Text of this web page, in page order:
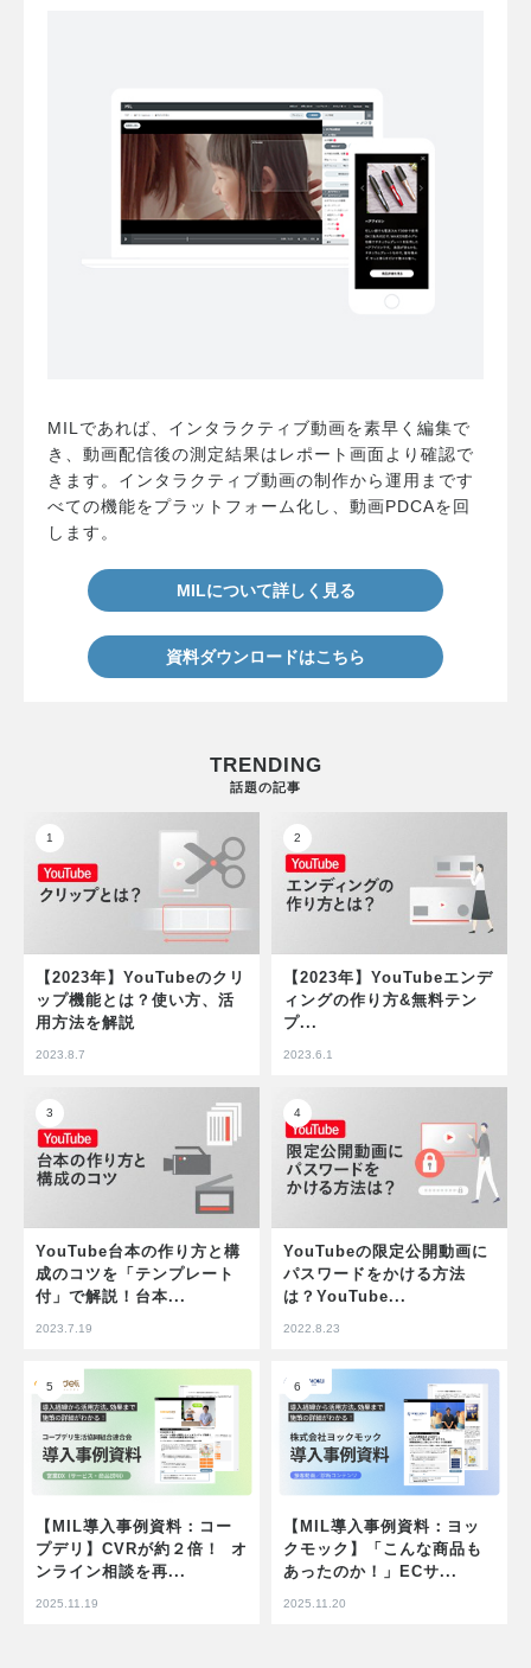
MILであれば、インタラクティブ動画を素早く編集で
き、動画配信後の測定結果はレポート画面より確認で
きます。インタラクティブ動画の制作から運用まです
べての機能をプラットフォーム化し、動画PDCAを回
します。
MILについて詳しく見る
資料ダウンロードはこちら
TRENDING
話題の記事
【2023年】YouTubeのクリ
ップ機能とは？使い方、活
用方法を解説
2023.8.7
【2023年】YouTubeエンデ
ィングの作り方&無料テン
プ...
2023.6.1
YouTube台本の作り方と構
成のコツを「テンプレート
付」で解説！台本...
2023.7.19
YouTubeの限定公開動画に
パスワードをかける方法
は？YouTube...
2022.8.23
【MIL導入事例資料：コー
プデリ】CVRが約２倍！ オ
ンライン相談を再...
2025.11.19
【MIL導入事例資料：ヨッ
クモック】「こんな商品も
あったのか！」ECサ...
2025.11.20